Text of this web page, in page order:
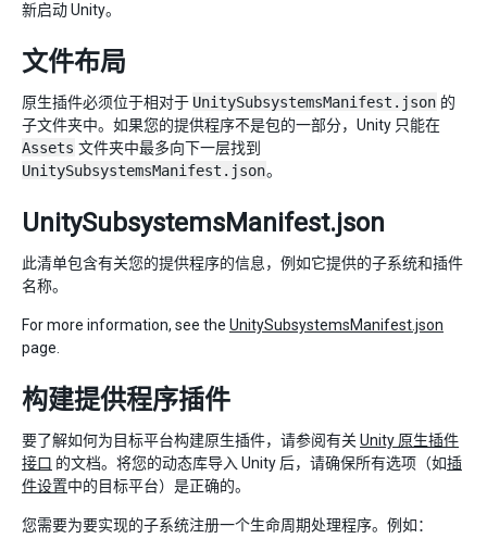
新启动 Unity。
文件布局
原生插件必须位于相对于 UnitySubsystemsManifest.json 的
子文件夹中。如果您的提供程序不是包的一部分，Unity 只能在
Assets 文件夹中最多向下一层找到
UnitySubsystemsManifest.json。
UnitySubsystemsManifest.json
此清单包含有关您的提供程序的信息，例如它提供的子系统和插件
名称。
For more information, see the UnitySubsystemsManifest.json
page.
构建提供程序插件
要了解如何为目标平台构建原生插件，请参阅有关 Unity 原生插件
接口 的文档。将您的动态库导入 Unity 后，请确保所有选项（如插
件设置中的目标平台）是正确的。
您需要为要实现的子系统注册一个生命周期处理程序。例如：